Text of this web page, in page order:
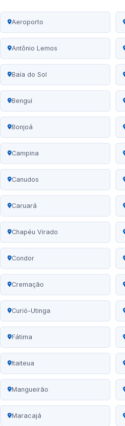
Aeroporto
Antônio Lemos
Baía do Sol
Benguí
Bonjoá
Campina
Canudos
Caruará
Chapéu Virado
Condor
Cremação
Curió-Utinga
Fátima
Itaiteua
Mangueirão
Maracajá